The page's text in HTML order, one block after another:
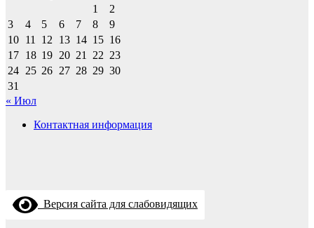
1
2
3
4 5 6 7 8
9
10 11 12 13 14 15 16
17 18 19 20 21 22 23
24 25 26 27 28 29 30
31
« Июл
Контактная информация
Версия сайта для слабовидящих